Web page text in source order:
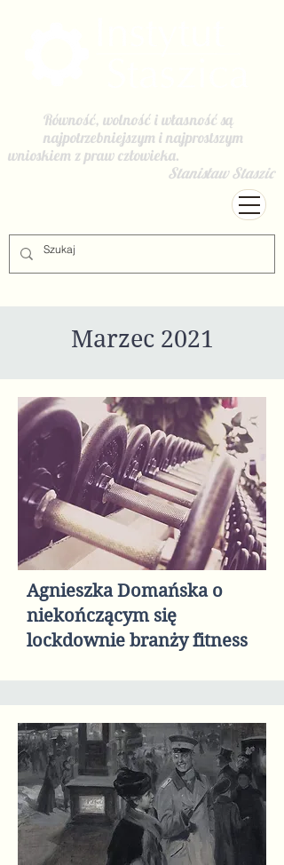
Równość, wolność i własność są
najpotrzebniejszym i najprostszym
wnioskiem z praw człowieka.
Stanisław Staszic
Marzec 2021
Agnieszka Domańska o
niekończącym się
lockdownie branży fitness